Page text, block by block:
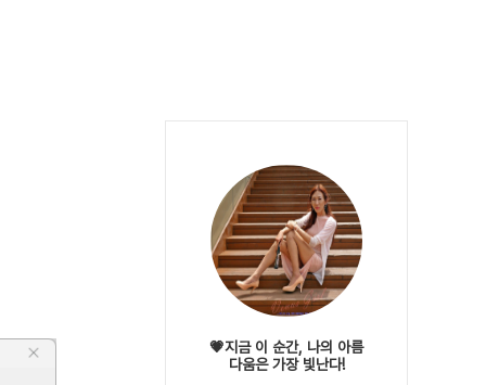
💗지금 이 순간, 나의 아름
다움은 가장 빛난다!